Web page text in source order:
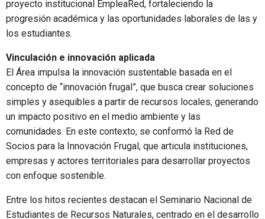
proyecto institucional EmpleaRed, fortaleciendo la
progresión académica y las oportunidades laborales de las y
los estudiantes.
Vinculación e innovación aplicada
El Área impulsa la innovación sustentable basada en el
concepto de “innovación frugal”, que busca crear soluciones
simples y asequibles a partir de recursos locales, generando
un impacto positivo en el medio ambiente y las
comunidades. En este contexto, se conformó la Red de
Socios para la Innovación Frugal, que articula instituciones,
empresas y actores territoriales para desarrollar proyectos
con enfoque sostenible.
Entre los hitos recientes destacan el Seminario Nacional de
Estudiantes de Recursos Naturales, centrado en el desarrollo